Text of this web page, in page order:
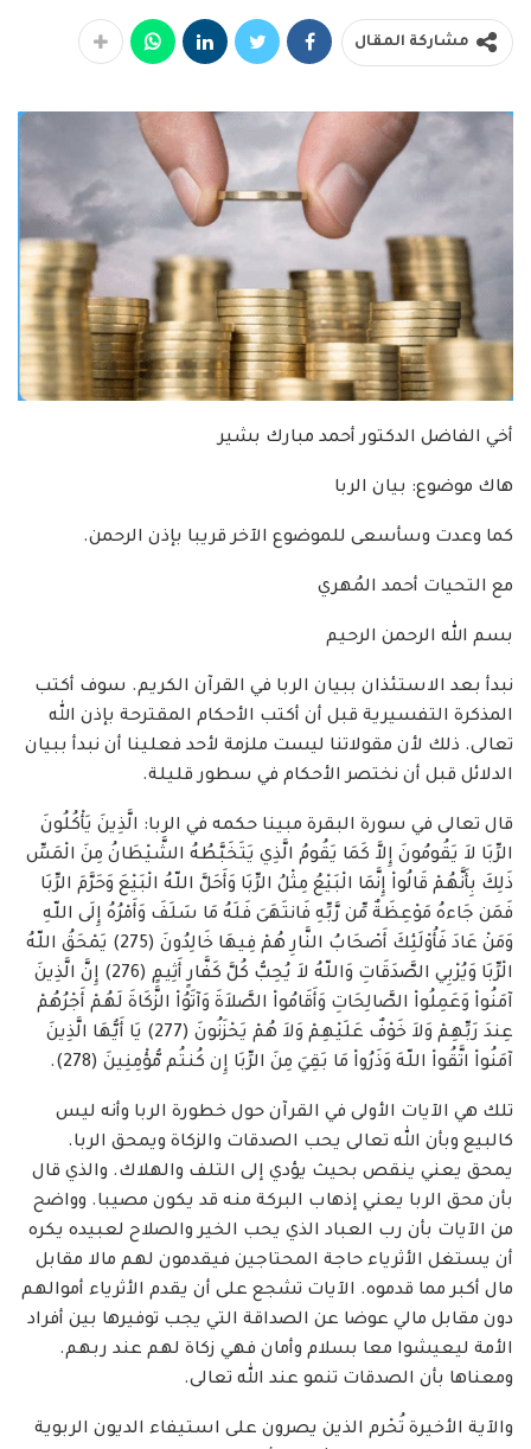
مشاركة المقال
أخي الفاضل الدكتور أحمد مبارك بشير
هاك موضوع: بيان الربا
كما وعدت وسأسعى للموضوع الآخر قريبا بإذن الرحمن.
مع التحيات أحمد المُهري
بسم الله الرحمن الرحيم
نبدأ بعد الاستئذان ببيان الربا في القرآن الكريم. سوف أكتب
المذكرة التفسيرية قبل أن أكتب الأحكام المقترحة بإذن الله
تعالى. ذلك لأن مقولاتنا ليست ملزمة لأحد فعلينا أن نبدأ ببيان
الدلائل قبل أن نختصر الأحكام في سطور قليلة.
قال تعالى في سورة البقرة مبينا حكمه في الربا: الَّذِينَ يَأْكُلُونَ
الرِّبَا لاَ يَقُومُونَ إِلاَّ كَمَا يَقُومُ الَّذِي يَتَخَبَّطُهُ الشَّيْطَانُ مِنَ الْمَسِّ
ذَلِكَ بِأَنَّهُمْ قَالُواْ إِنَّمَا الْبَيْعُ مِثْلُ الرِّبَا وَأَحَلَّ اللّهُ الْبَيْعَ وَحَرَّمَ الرِّبَا
فَمَن جَاءهُ مَوْعِظَةٌ مِّن رَّبِّهِ فَانتَهَىَ فَلَهُ مَا سَلَفَ وَأَمْرُهُ إِلَى اللّهِ
وَمَنْ عَادَ فَأُوْلَئِكَ أَصْحَابُ النَّارِ هُمْ فِيهَا خَالِدُونَ (275) يَمْحَقُ اللّهُ
الْرِّبَا وَيُرْبِي الصَّدَقَاتِ وَاللّهُ لاَ يُحِبُّ كُلَّ كَفَّارٍ أَثِيمٍ (276) إِنَّ الَّذِينَ
آمَنُواْ وَعَمِلُواْ الصَّالِحَاتِ وَأَقَامُواْ الصَّلاَةَ وَآتَوُاْ الزَّكَاةَ لَهُمْ أَجْرُهُمْ
عِندَ رَبِّهِمْ وَلاَ خَوْفٌ عَلَيْهِمْ وَلاَ هُمْ يَحْزَنُونَ (277) يَا أَيُّهَا الَّذِينَ
آمَنُواْ اتَّقُواْ اللّهَ وَذَرُواْ مَا بَقِيَ مِنَ الرِّبَا إِن كُنتُم مُّؤْمِنِينَ (278).
تلك هي الآيات الأولى في القرآن حول خطورة الربا وأنه ليس
كالبيع وبأن الله تعالى يحب الصدقات والزكاة ويمحق الربا.
يمحق يعني ينقص بحيث يؤدي إلى التلف والهلاك. والذي قال
بأن محق الربا يعني إذهاب البركة منه قد يكون مصيبا. وواضح
من الآيات بأن رب العباد الذي يحب الخير والصلاح لعبيده يكره
أن يستغل الأثرياء حاجة المحتاجين فيقدمون لهم مالا مقابل
مال أكبر مما قدموه. الآيات تشجع على أن يقدم الأثرياء أموالهم
دون مقابل مالي عوضا عن الصداقة التي يجب توفيرها بين أفراد
الأمة ليعيشوا معا بسلام وأمان فهي زكاة لهم عند ربهم.
ومعناها بأن الصدقات تنمو عند الله تعالى.
والآية الأخيرة تُحْرم الذين يصرون على استيفاء الديون الربوية